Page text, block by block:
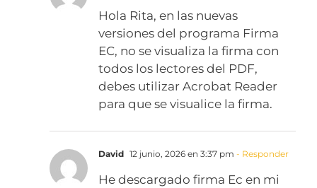
Hola Rita, en las nuevas
versiones del programa Firma
EC, no se visualiza la firma con
todos los lectores del PDF,
debes utilizar Acrobat Reader
para que se visualice la firma.
David 12 junio, 2026 en 3:37 pm - Responder
He descargado firma Ec en mi